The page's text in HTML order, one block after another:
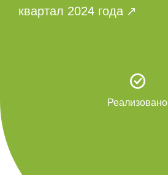
квартал 2024 года
Реализовано